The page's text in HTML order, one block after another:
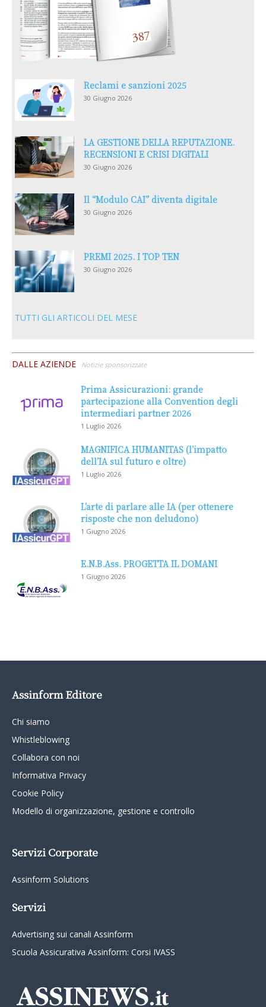
Reclami e sanzioni 2025
30 Giugno 2026
LA GESTIONE DELLA REPUTAZIONE.
RECENSIONI E CRISI DIGITALI
30 Giugno 2026
Il “Modulo CAI” diventa digitale
30 Giugno 2026
PREMI 2025. I TOP TEN
30 Giugno 2026
TUTTI GLI ARTICOLI DEL MESE
DALLE AZIENDE Notizie sponsorizzate
Prima Assicurazioni: grande
partecipazione alla Convention degli
intermediari partner 2026
1 Luglio 2026
MAGNIFICA HUMANITAS (l’impatto
dell’IA sul futuro e oltre)
1 Luglio 2026
L’arte di parlare alle IA (per ottenere
risposte che non deludono)
1 Giugno 2026
E.N.B.Ass. PROGETTA IL DOMANI
1 Giugno 2026
Assinform Editore
Chi siamo
Whistleblowing
Collabora con noi
Informativa Privacy
Cookie Policy
Modello di organizzazione, gestione e controllo
Servizi Corporate
Assinform Solutions
Servizi
Advertising sui canali Assinform
Scuola Assicurativa Assinform: Corsi IVASS